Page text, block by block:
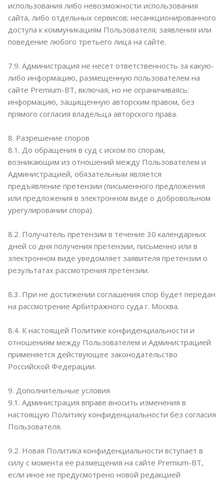
использования либо невозможности использования
сайта, либо отдельных сервисов; несанкционированного
доступа к коммуникациям Пользователя; заявления или
поведение любого третьего лица на сайте.
7.9. Администрация не несет ответственность за какую-
либо информацию, размещенную пользователем на
сайте Premium-BT, включая, но не ограничиваясь:
информацию, защищенную авторским правом, без
прямого согласия владельца авторского права.
8. Разрешение споров
8.1. До обращения в суд с иском по спорам,
возникающим из отношений между Пользователем и
Администрацией, обязательным является
предъявление претензии (письменного предложения
или предложения в электронном виде о добровольном
урегулировании спора).
8.2. Получатель претензии в течение 30 календарных
дней со дня получения претензии, письменно или в
электронном виде уведомляет заявителя претензии о
результатах рассмотрения претензии.
8.3. При не достижении соглашения спор будет передан
на рассмотрение Арбитражного суда г. Москва.
8.4. К настоящей Политике конфиденциальности и
отношениям между Пользователем и Администрацией
применяется действующее законодательство
Российской Федерации.
9. Дополнительные условия
9.1. Администрация вправе вносить изменения в
настоящую Политику конфиденциальности без согласия
Пользователя.
9.2. Новая Политика конфиденциальности вступает в
силу с момента ее размещения на сайте Premium-BT,
если иное не предусмотрено новой редакцией